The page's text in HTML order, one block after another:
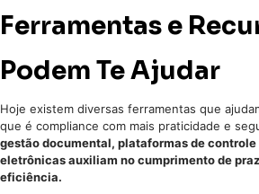
Ferramentas e
Podem Te Ajudar
Hoje existem diversas ferramentas que
que é compliance com mais praticidade e
gestão documental, plataformas de controle
eletrônicas auxiliam no cumprimento de
eficiência.